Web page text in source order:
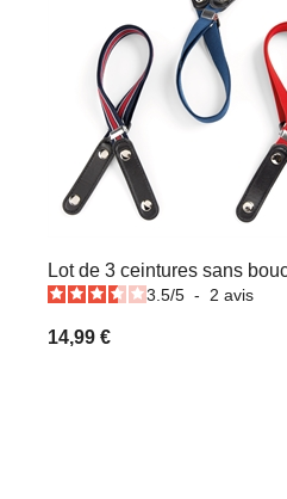
Lot de 3 ceintures sans
3.5/5 - 2 avis
14,99 €